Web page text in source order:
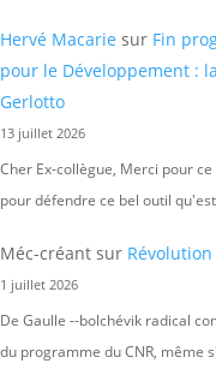
Hervé Macarie sur Fin
pour le Développement :
Gerlotto
13 juillet 2026
Cher Ex-collègue, Merci pour
pour défendre ce bel outil
Méc-créant sur
1 juillet 2026
De Gaulle --bolchévik radical
du programme du CNR, même